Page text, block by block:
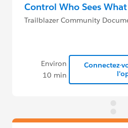
Control Who Sees What
Trailblazer Community
Environ
10 min
Connectez-